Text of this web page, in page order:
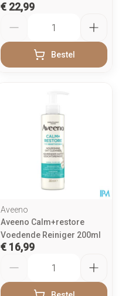
€ 22,99
Bestel
Aveeno
Aveeno Calm+restore
Voedende Reiniger 200ml
€ 16,99